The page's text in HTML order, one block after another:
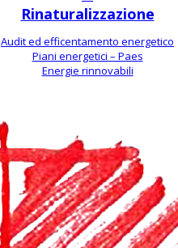
Rinaturalizzazione
Audit ed efficentamento energetico
Piani energetici – Paes
Energie rinnovabili